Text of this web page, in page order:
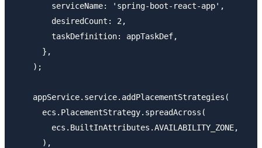
        serviceName: 'spring-boot-react-app',
        desiredCount: 2,
        taskDefinition: appTaskDef,
      },
    );
    appService.service.addPlacementStrategies(
      ecs.PlacementStrategy.spreadAcross(
        ecs.BuiltInAttributes.AVAILABILITY_ZONE,
      ),